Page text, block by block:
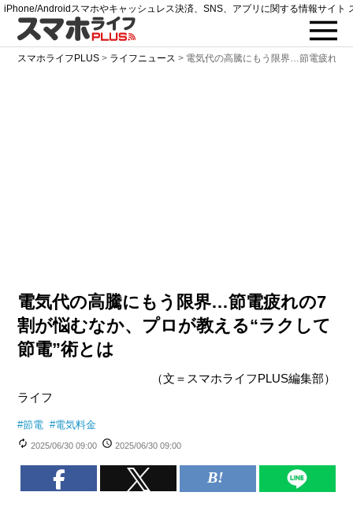
iPhone/Androidスマホやキャッシュレス決済、SNS、アプリに関する情報サイト
スマホライフPLUS > ライフニュース > 電気代の高騰にもう限界…節電疲れの
電気代の高騰にもう限界…節電疲れの7
割が悩むなか、プロが教える“ラクして
節電”術とは
（文＝スマホライフPLUS編集部）
ライフ
#節電 #電気料金
2025/06/30 09:00 2025/06/30 09:00